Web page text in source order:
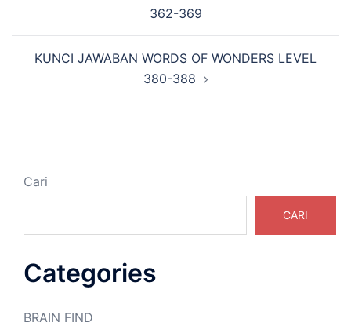
362-369
KUNCI JAWABAN WORDS OF WONDERS LEVEL
380-388
Cari
CARI
Categories
BRAIN FIND